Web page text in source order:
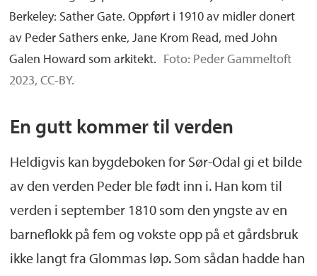
Berkeley: Sather Gate. Oppført i 1910 av midler donert
av Peder Sathers enke, Jane Krom Read, med John
Galen Howard som arkitekt. Foto: Peder Gammeltoft
2023, CC-BY.
En gutt kommer til verden
Heldigvis kan bygdeboken for Sør-Odal gi et bilde
av den verden Peder ble født inn i. Han kom til
verden i september 1810 som den yngste av en
barneflokk på fem og vokste opp på et gårdsbruk
ikke langt fra Glommas løp. Som sådan hadde han